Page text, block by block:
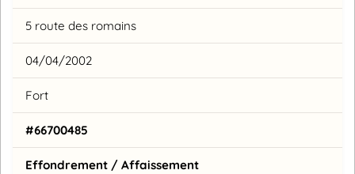
5 route des romains
04/04/2002
Fort
#66700485
Effondrement / Affaissement